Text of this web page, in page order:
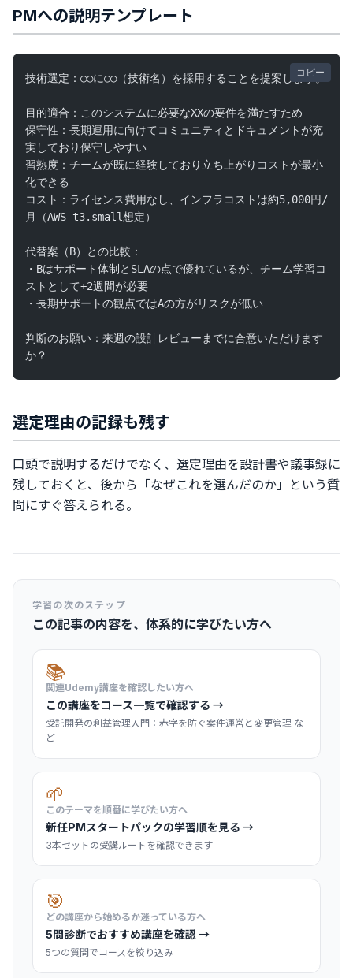
PMへの説明テンプレート
技術選定：○○に○○（技術名）を採用することを提案します。
目的適合：このシステムに必要なXXの要件を満たすため
保守性：長期運用に向けてコミュニティとドキュメントが充
実しており保守しやすい
習熟度：チームが既に経験しており立ち上がりコストが最小
化できる
コスト：ライセンス費用なし、インフラコストは約5,000円/
月（AWS t3.small想定）
代替案（B）との比較：
・Bはサポート体制とSLAの点で優れているが、チーム学習コ
ストとして+2週間が必要
・長期サポートの観点ではAの方がリスクが低い
判断のお願い：来週の設計レビューまでに合意いただけます
か？
コピー
選定理由の記録も残す
口頭で説明するだけでなく、選定理由を設計書や議事録に
残しておくと、後から「なぜこれを選んだのか」という質
問にすぐ答えられる。
学習の次のステップ
この記事の内容を、体系的に学びたい方へ
📚
関連Udemy講座を確認したい方へ
この講座をコース一覧で確認する →
受託開発の利益管理入門：赤字を防ぐ案件運営と変更管理 な
ど
🌱
このテーマを順番に学びたい方へ
新任PMスタートパックの学習順を見る →
3本セットの受講ルートを確認できます
🎯
どの講座から始めるか迷っている方へ
5問診断でおすすめ講座を確認 →
5つの質問でコースを絞り込み